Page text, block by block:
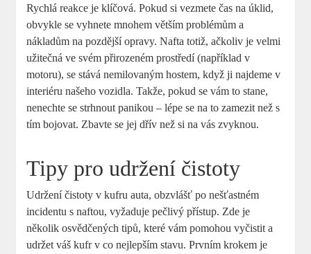
Rychlá reakce je klíčová. Pokud si vezmete čas na úklid,
obvykle se vyhnete mnohem větším problémům a
nákladům na pozdější opravy. Nafta totiž, ačkoliv je velmi
užitečná ve svém přirozeném prostředí (například v
motoru), se stává nemilovaným hostem, když ji najdeme v
interiéru našeho vozidla. Takže, pokud se vám to stane,
nenechte se strhnout panikou – lépe se na to zamezit než s
tím bojovat. Zbavte se jej dřív než si na vás zvyknou.
Tipy pro udržení čistoty
Udržení čistoty v kufru auta, obzvlášť po nešťastném
incidentu s naftou, vyžaduje pečlivý přístup. Zde je
několik osvědčených tipů, které vám pomohou vyčistit a
udržet váš kufr v co nejlepším stavu. Prvním krokem je